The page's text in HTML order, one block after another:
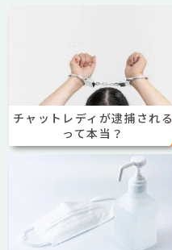
チャットレディが逮捕される
って本当？